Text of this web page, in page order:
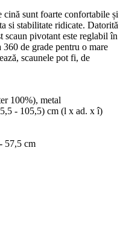
cină sunt foarte confortabile și
si stabilitate ridicate. Datorită
scaun pivotant este reglabil în
de grade pentru o mare
scaunele pot fi, de
100%), metal
- 105,5) cm (l x ad. x î)
57,5 cm